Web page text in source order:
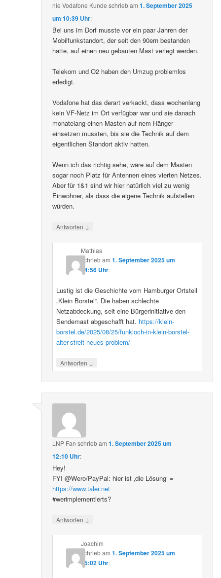
nie Vodafone Kunde schriebam1. September 2025
um 10:39 Uhr:
Bei uns im Dorf musste vor ein paar Jahren der
Mobilfunkstandort, der seit den 90ern bestanden
hatte, auf einen neu gebauten Mast verlegt werden.
Telekom und O2 haben den Umzug problemlos
erledigt.
Vodafone hat das derart verkackt, dass wochenlang
kein VF-Netz im Ort verfügbar war und sie danach
monatelang einen Masten auf nem Hänger
einsetzen mussten, bis sie die Technik auf dem
eigentlichen Standort aktiv hatten.
Wenn ich das richtig sehe, wäre auf dem Masten
sogar noch Platz für Antennen eines vierten Netzes.
Aber für 1&1 sind wir hier natürlich viel zu wenig
Einwohner, als dass die eigene Technik aufstellen
würden.
Antworten ↓
Mathias
schriebam 1. September 2025 um
14:56 Uhr:
Lustig ist die Geschichte vom Hamburger Ortsteil
„Klein Borstel“. Die haben schlechte
Netzabdeckung, seit eine Bürgerinitiative den
Sendemast abgeschafft hat. https://klein-
borstel.de/2025/08/25/funkloch-in-klein-borstel-
alter-streit-neues-problem/
Antworten ↓
LNP Fan schriebam1. September 2025 um
12:10 Uhr:
Hey!
FYI @Wero/PayPal: hier ist ‚die Lösung‘ =
https://www.taler.net
#werimplementierts?
Antworten ↓
Joachim
schriebam 1. September 2025 um
15:02 Uhr: